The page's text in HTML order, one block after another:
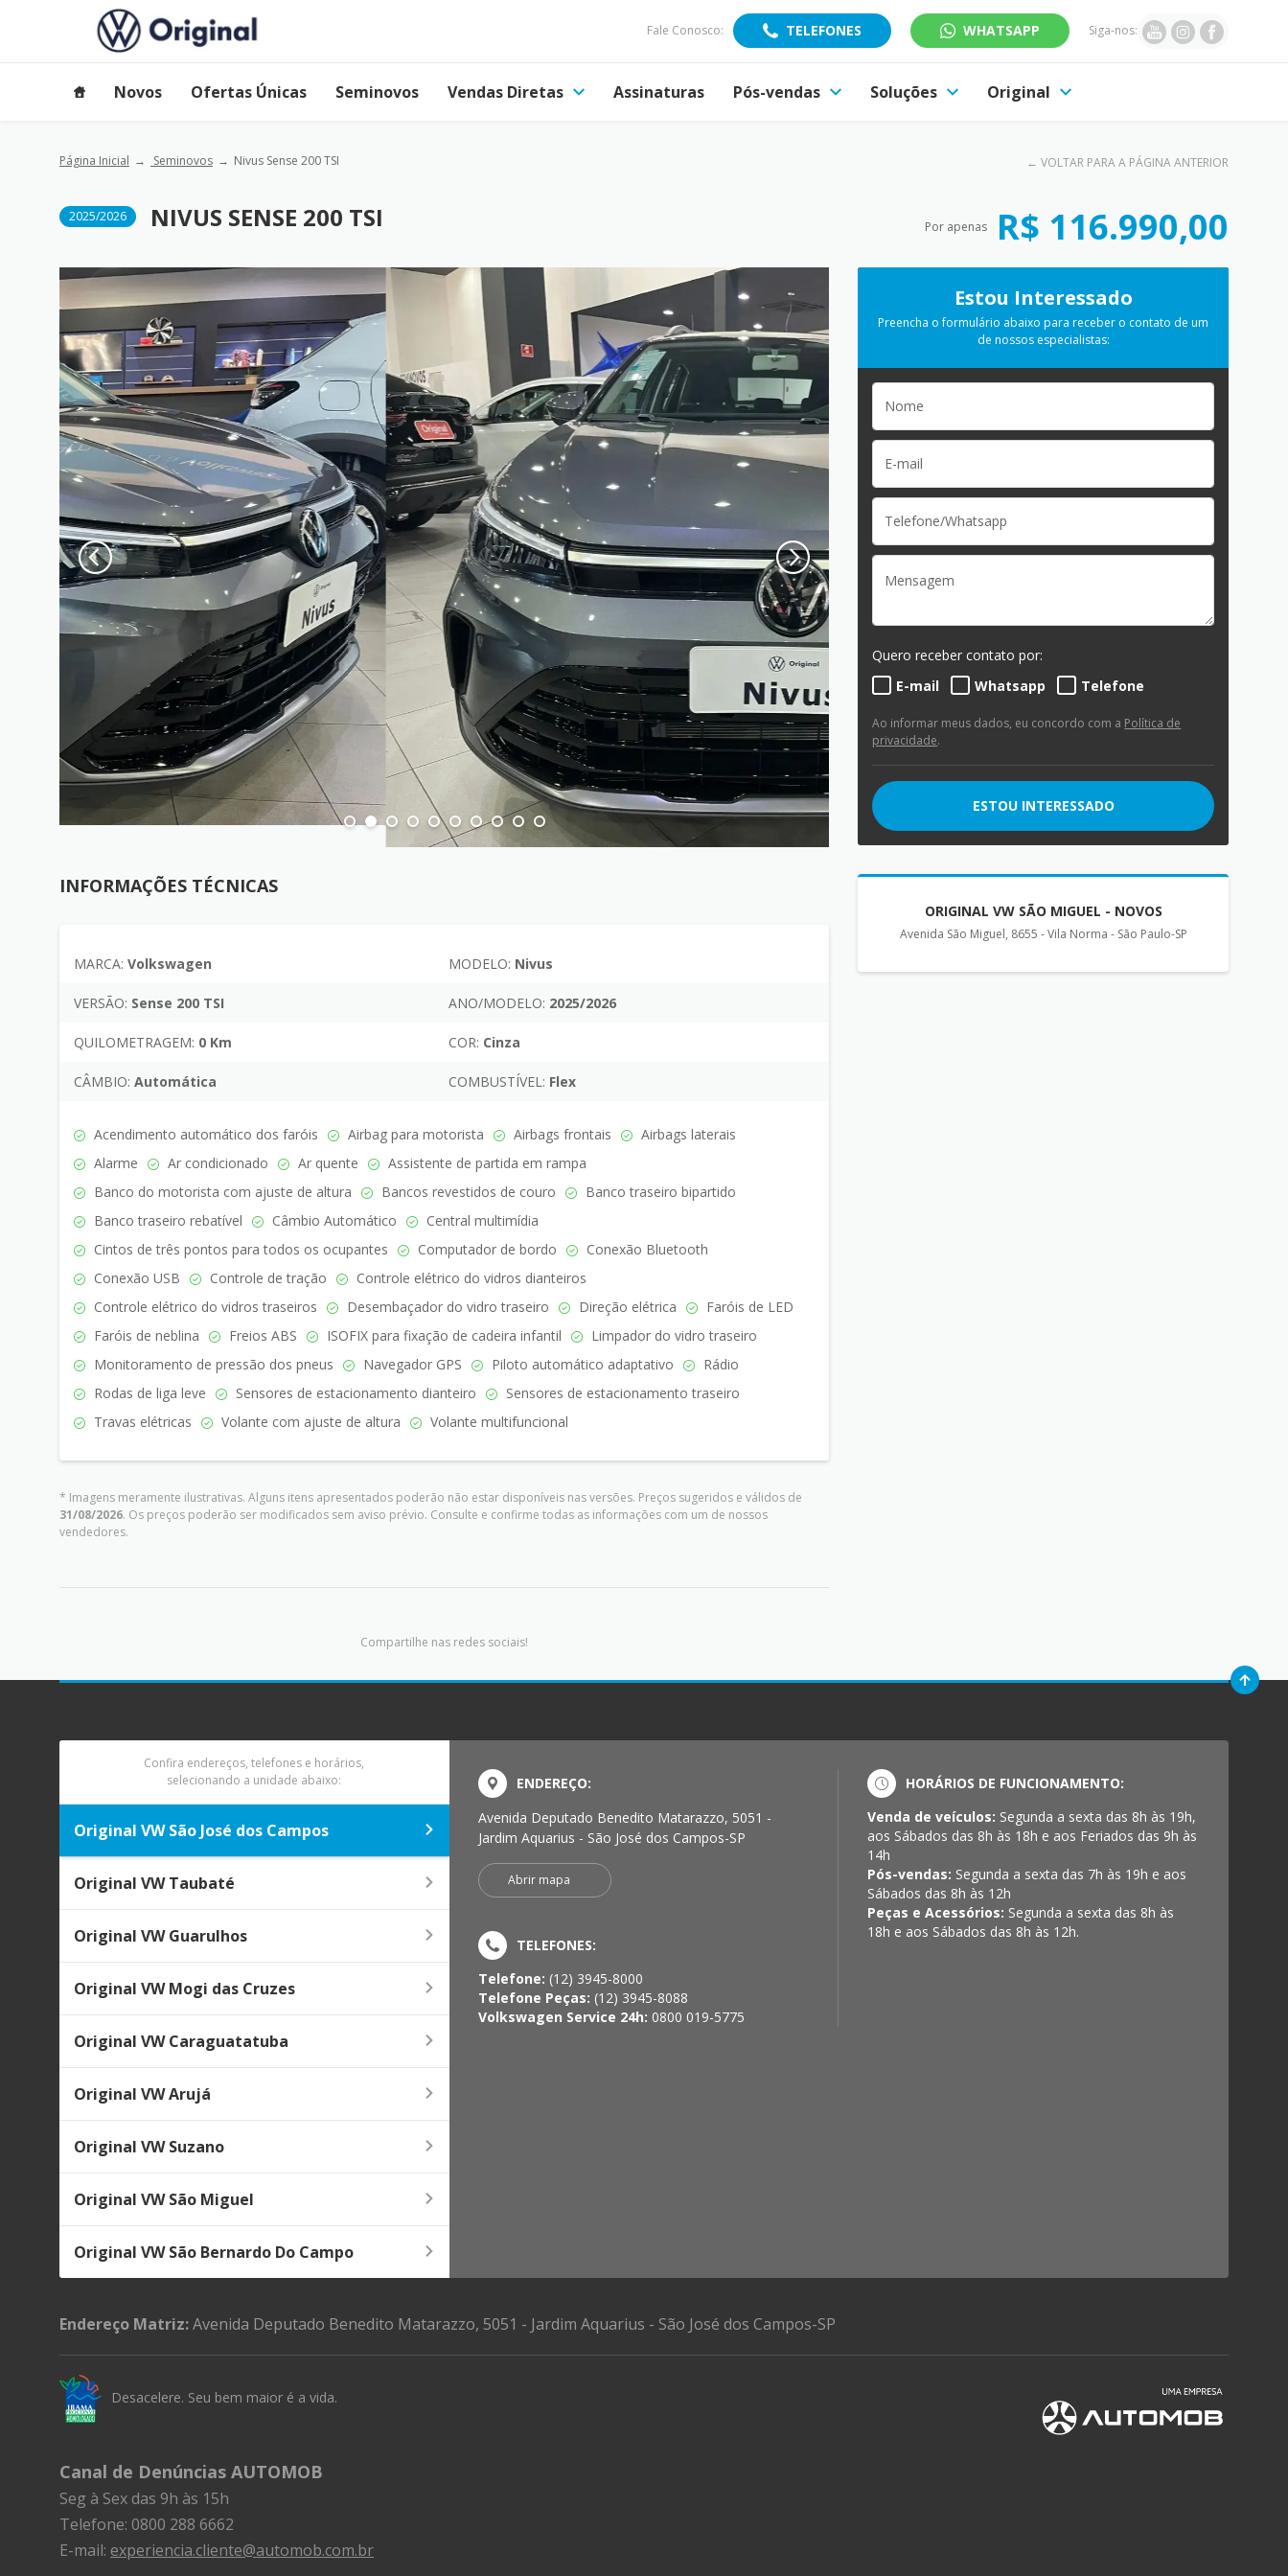
Fale Conosco: TELEFONES WHATSAPP Siga-nos:
Novos Ofertas Únicas Seminovos Vendas Diretas Assinaturas Pós-vendas Soluções Original
Página Inicial Seminovos Nivus Sense 200 TSI ← VOLTAR PARA A PÁGINA ANTERIOR
2025/2026 NIVUS SENSE 200 TSI Por apenas R$ 116.990,00
INFORMAÇÕES TÉCNICAS
MARCA: Volkswagen MODELO: Nivus
VERSÃO: Sense 200 TSI ANO/MODELO: 2025/2026
QUILOMETRAGEM: 0 Km COR: Cinza
CÂMBIO: Automática COMBUSTÍVEL: Flex
Acendimento automático dos faróis Airbag para motorista Airbags frontais
Airbags laterais
Alarme
Ar condicionado Ar quente
Assistente de partida em rampa
Banco do motorista com ajuste de altura
Bancos revestidos de couro
Banco traseiro bipartido
Banco traseiro rebatível
Câmbio Automático
Central multimídia
Cintos de três pontos para todos os ocupantes
Computador de bordo
Conexão Bluetooth
Conexão USB
Controle de tração
Controle elétrico do vidros dianteiros
Controle elétrico do vidros traseiros
Desembaçador do vidro traseiro Direção elétrica
Faróis de LED
Faróis de neblina
Freios ABS ISOFIX para fixação de cadeira infantil
Limpador do vidro traseiro
Monitoramento de pressão dos pneus
Navegador GPS Piloto automático adaptativo
Rádio
Rodas de liga leve
Sensores de estacionamento dianteiro
Sensores de estacionamento traseiro
Travas elétricas
Volante com ajuste de altura Volante multifuncional
* Imagens meramente ilustrativas. Alguns itens apresentados poderão não estar disponíveis nas versões. Preços sugeridos e válidos de
31/08/2026. Os preços poderão ser modificados sem aviso prévio. Consulte e confirme todas as informações com um de nossos
vendedores.
Compartilhe nas redes sociais!
Estou Interessado
Preencha o formulário abaixo para receber o contato de um
de nossos especialistas:
Quero receber contato por:
E-mail
Whatsapp Telefone
Ao informar meus dados, eu concordo com a Política de
privacidade.
ESTOU INTERESSADO
ORIGINAL VW SÃO MIGUEL - NOVOS
Avenida São Miguel, 8655 - Vila Norma - São Paulo-SP
Confira endereços, telefones e horários,
selecionando a unidade abaixo:
Original VW São José dos Campos
Original VW Taubaté
Original VW Guarulhos
Original VW Mogi das Cruzes
Original VW Caraguatatuba
Original VW Arujá
Original VW Suzano
Original VW São Miguel
Original VW São Bernardo Do Campo
ENDEREÇO:
Avenida Deputado Benedito Matarazzo, 5051 -
Jardim Aquarius - São José dos Campos-SP
Abrir mapa
TELEFONES:
Telefone: (12) 3945-8000
Telefone Peças: (12) 3945-8088
Volkswagen Service 24h: 0800 019-5775
HORÁRIOS DE FUNCIONAMENTO:
Venda de veículos: Segunda a sexta das 8h às 19h,
aos Sábados das 8h às 18h e aos Feriados das 9h às
14h
Pós-vendas: Segunda a sexta das 7h às 19h e aos
Sábados das 8h às 12h
Peças e Acessórios: Segunda a sexta das 8h às
18h e aos Sábados das 8h às 12h.
Endereço Matriz:Avenida Deputado Benedito Matarazzo, 5051 - Jardim Aquarius - São José dos Campos-SP
Desacelere. Seu bem maior é a vida.
Canal de Denúncias AUTOMOB
Seg à Sex das 9h às 15h
Telefone: 0800 288 6662
E-mail: experiencia.cliente@automob.com.br